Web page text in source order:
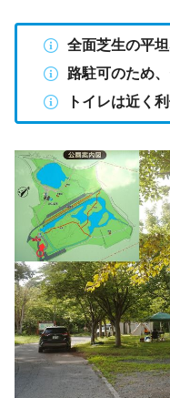
全面芝生の平
路駐可のため
トイレは近く